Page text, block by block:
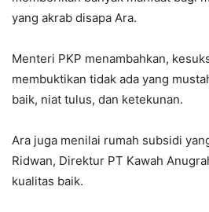
yang akrab disapa Ara.
Menteri PKP menambahkan,
membuktikan tidak ada yang
baik, niat tulus, dan ketekunan.
Ara juga menilai rumah subsidi
Ridwan, Direktur PT Kawah
kualitas baik.